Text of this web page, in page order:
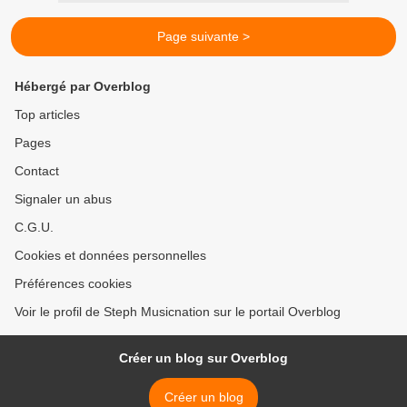
Page suivante >
Hébergé par Overblog
Top articles
Pages
Contact
Signaler un abus
C.G.U.
Cookies et données personnelles
Préférences cookies
Voir le profil de Steph Musicnation sur le portail Overblog
Créer un blog sur Overblog
Créer un blog